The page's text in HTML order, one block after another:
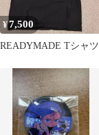
¥7,500
READYMADE Tシャツ